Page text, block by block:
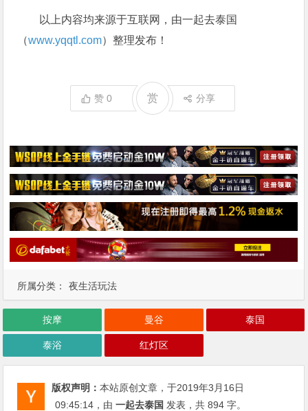
所属分类： 夜生活玩法
以上内容均来源于互联网，由一起去泰国
（www.yqqtl.com）整理发布！
赞0 赏 分享
按摩 曼谷 泰国
泰浴 红灯区
版权声明：本站原创文章，于2019年3月16日
09:45:14 ，由一起去泰国 发表，共 894 字。